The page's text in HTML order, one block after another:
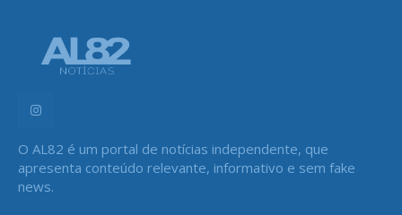
O AL82 é um portal de notícias independente, que
apresenta conteúdo relevante, informativo e sem fake
news.